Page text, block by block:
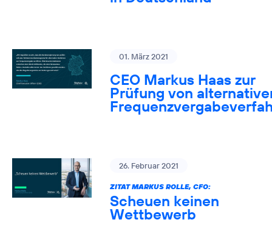
01. März 2021
CEO Markus Haas zur
Prüfung von
26. Februar 2021
ZITAT MARKUS ROLLE, CFO:
Scheuen keinen
Wettbewerb